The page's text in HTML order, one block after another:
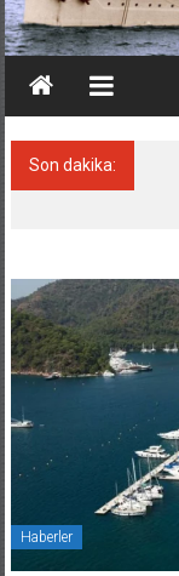
Son dakika:
Haberler